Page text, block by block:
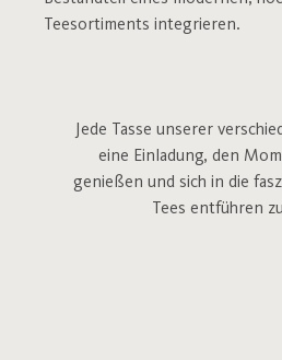
Teesortiments integrieren.
Jede Tasse unserer
eine Einladung, den
genießen und sich in die
Tees entführen